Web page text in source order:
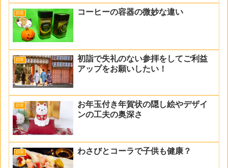
日常 コーヒーの容器の微妙な違い
日常
初詣で失礼のない参拝をしてご利益
アップをお願いしたい！
日常
お年玉付き年賀状の隠し絵やデザイ
ンの工夫の奥深さ
日常 わさびとコーラで子供も健康？